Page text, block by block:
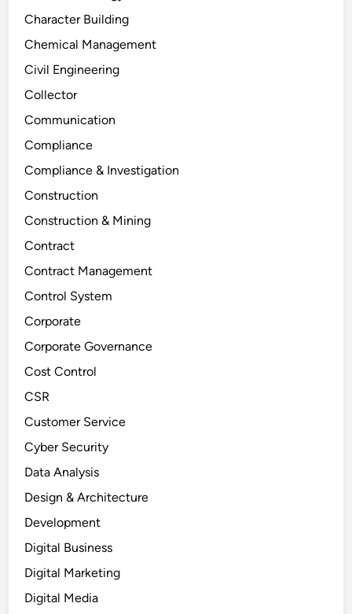
Character Building
Chemical Management
Civil Engineering
Collector
Communication
Compliance
Compliance & Investigation
Construction
Construction & Mining
Contract
Contract Management
Control System
Corporate
Corporate Governance
Cost Control
CSR
Customer Service
Cyber Security
Data Analysis
Design & Architecture
Development
Digital Business
Digital Marketing
Digital Media